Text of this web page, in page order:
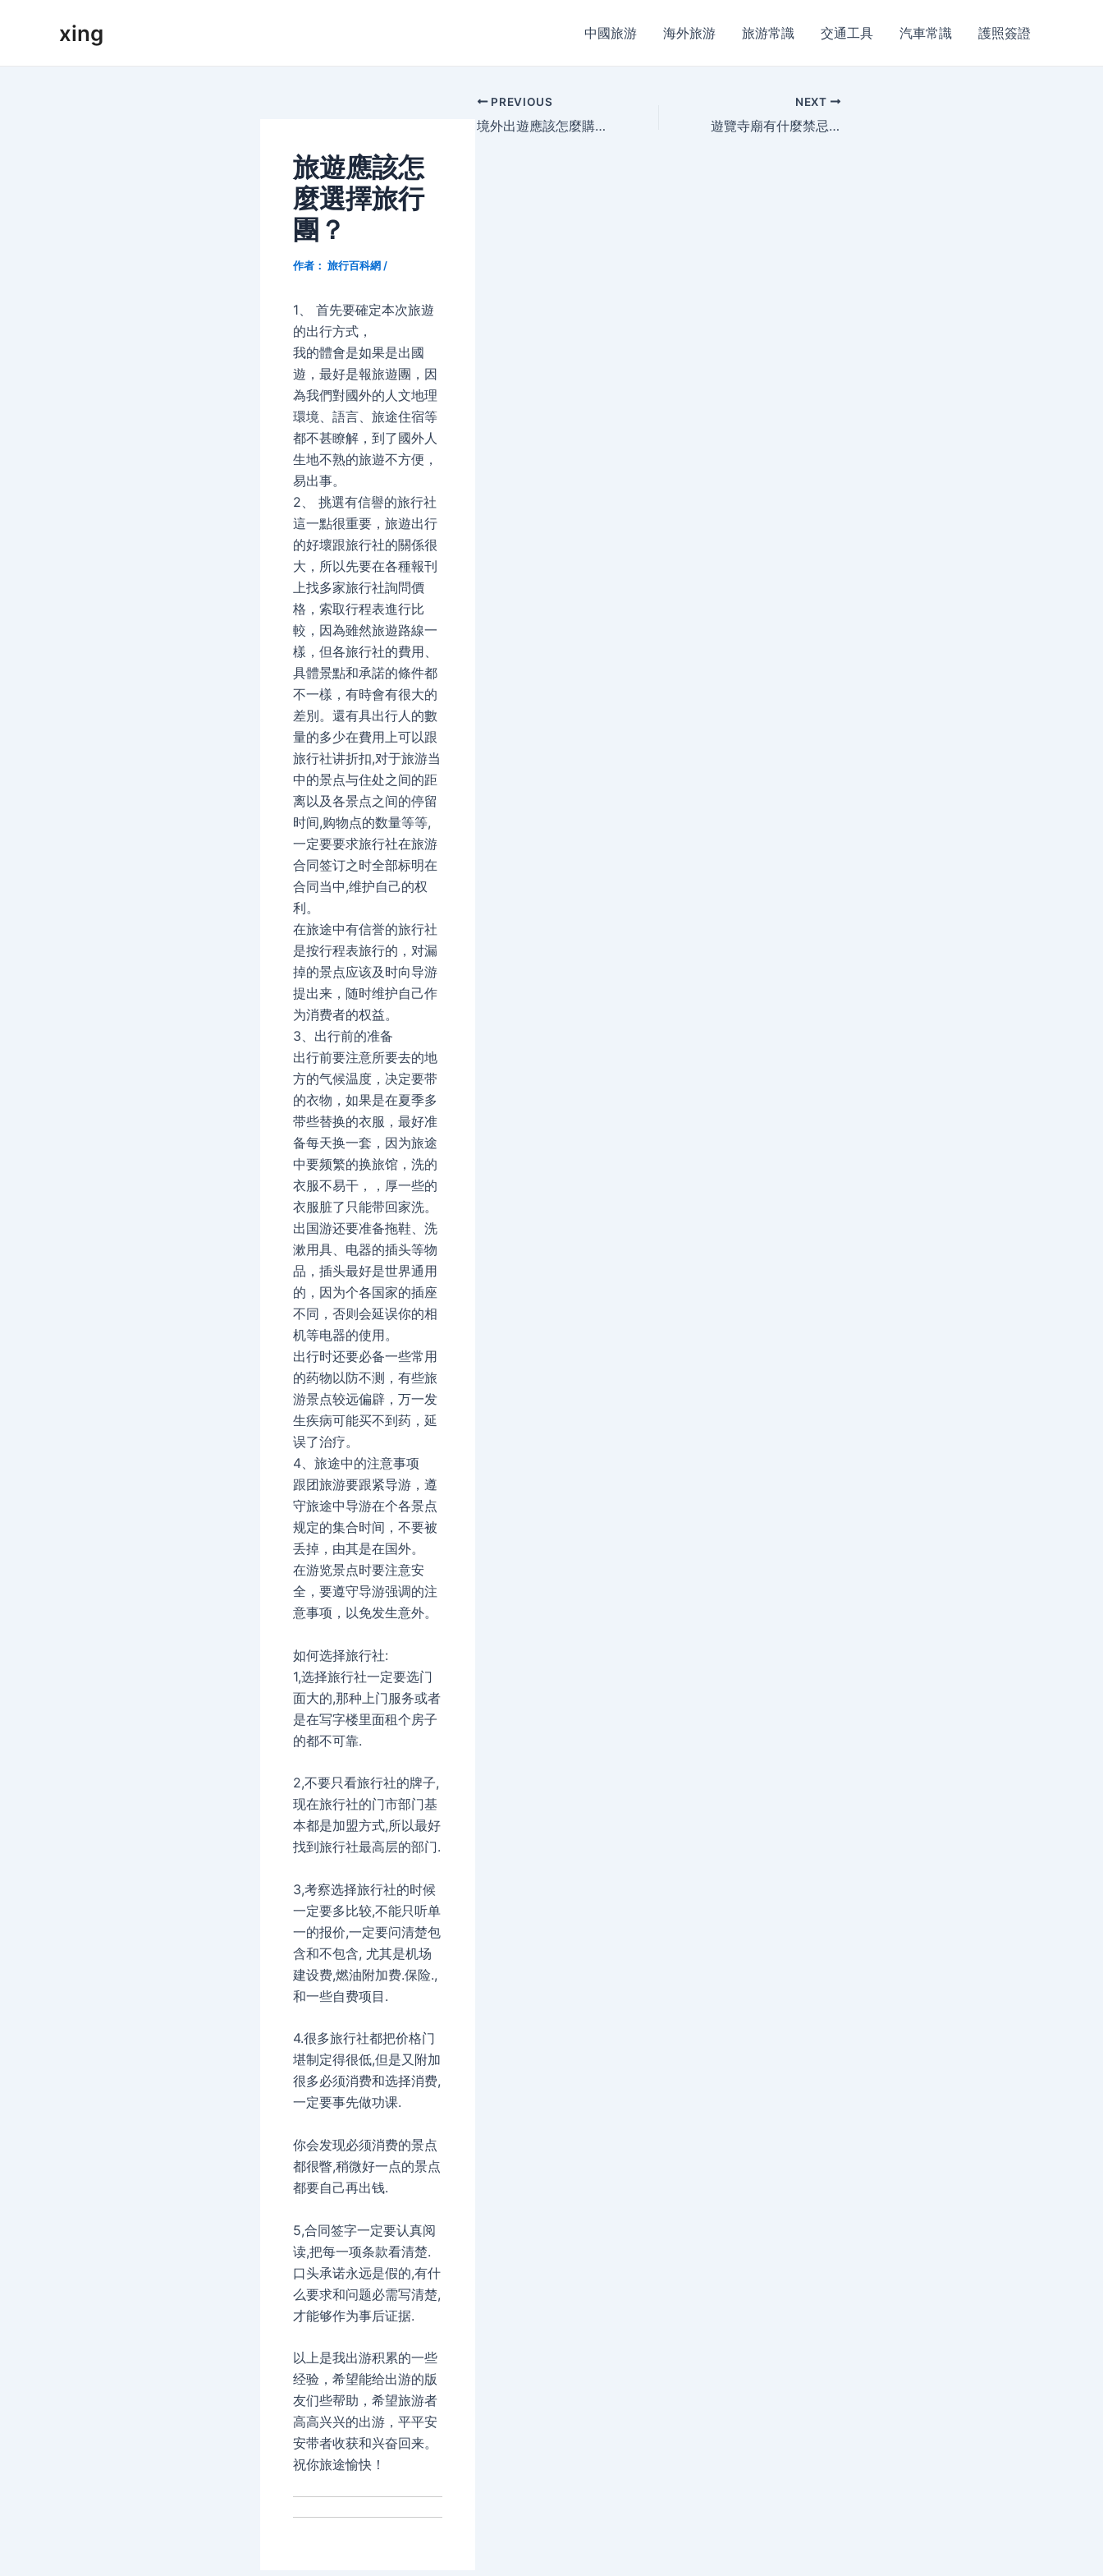
xing 中國旅游 海外旅游 旅游常識 交通工具 汽車常識 護照簽證
旅遊應該怎
麼選擇旅行
團？
作者： 旅行百科網 /
1、 首先要確定本次旅遊
的出行方式，
我的體會是如果是出國
遊，最好是報旅遊團，因
為我們對國外的人文地理
環境、語言、旅途住宿等
都不甚瞭解，到了國外人
生地不熟的旅遊不方便，
易出事。
2、 挑選有信譽的旅行社
這一點很重要，旅遊出行
的好壞跟旅行社的關係很
大，所以先要在各種報刊
上找多家旅行社詢問價
格，索取行程表進行比
較，因為雖然旅遊路線一
樣，但各旅行社的費用、
具體景點和承諾的條件都
不一樣，有時會有很大的
差別。還有具出行人的數
量的多少在費用上可以跟
旅行社讲折扣,对于旅游当
中的景点与住处之间的距
离以及各景点之间的停留
时间,购物点的数量等等,
一定要要求旅行社在旅游
合同签订之时全部标明在
合同当中,维护自己的权
利。
在旅途中有信誉的旅行社
是按行程表旅行的，对漏
掉的景点应该及时向导游
提出来，随时维护自己作
为消费者的权益。
3、出行前的准备
出行前要注意所要去的地
方的气候温度，决定要带
的衣物，如果是在夏季多
带些替换的衣服，最好准
备每天换一套，因为旅途
中要频繁的换旅馆，洗的
衣服不易干，，厚一些的
衣服脏了只能带回家洗。
出国游还要准备拖鞋、洗
漱用具、电器的插头等物
品，插头最好是世界通用
的，因为个各国家的插座
不同，否则会延误你的相
机等电器的使用。
出行时还要必备一些常用
的药物以防不测，有些旅
游景点较远偏辟，万一发
生疾病可能买不到药，延
误了治疗。
4、旅途中的注意事项
跟团旅游要跟紧导游，遵
守旅途中导游在个各景点
规定的集合时间，不要被
丢掉，由其是在国外。
在游览景点时要注意安
全，要遵守导游强调的注
意事项，以免发生意外。
如何选择旅行社:
1,选择旅行社一定要选门
面大的,那种上门服务或者
是在写字楼里面租个房子
的都不可靠.
2,不要只看旅行社的牌子,
现在旅行社的门市部门基
本都是加盟方式,所以最好
找到旅行社最高层的部门.
3,考察选择旅行社的时候
一定要多比较,不能只听单
一的报价,一定要问清楚包
含和不包含, 尤其是机场
建设费,燃油附加费.保险.,
和一些自费项目.
4.很多旅行社都把价格门
堪制定得很低,但是又附加
很多必须消费和选择消费,
一定要事先做功课.
你会发现必须消费的景点
都很瞥,稍微好一点的景点
都要自己再出钱.
5,合同签字一定要认真阅
读,把每一项条款看清楚.
口头承诺永远是假的,有什
么要求和问题必需写清楚,
才能够作为事后证据.
以上是我出游积累的一些
经验，希望能给出游的版
友们些帮助，希望旅游者
高高兴兴的出游，平平安
安带者收获和兴奋回来。
祝你旅途愉快！
Post
navigation
PREVIOUS
境外出遊應該怎麼購買旅遊保險？
NEXT
遊覽寺廟有什麼禁忌？